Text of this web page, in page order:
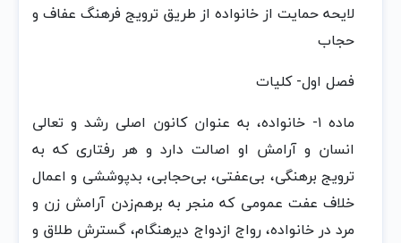
لایحه‌ حمایت‌ از خانواده‌ از طریق‌ ترویج‌ فرهنگ‌ عفاف‌ و
حجاب‌
فصل‌ اول‌- کلیات‌
ماده‌ ١- خانواده‌، به‌ عنوان‌ کانون‌ اصلی‌ رشد و تعالی‌
انسان‌ و آرامش‌ او اصالت‌ دارد و هر رفتاری که‌ به‌
ترویج‌ برهنگی‌، بی‌‌عفتی‌، بی‌حجابی‌، بدپوششی‌ و اعمال‌
خلاف‌ عفت‌ عمومی‌ که‌ منجر به‌ برهم‌زدن‌ آرامش‌ زن‌ و
مرد در خانواده‌، رواج‌ ازدواج‌ دیرهنگام‌، گسترش‌ طلاق‌ و